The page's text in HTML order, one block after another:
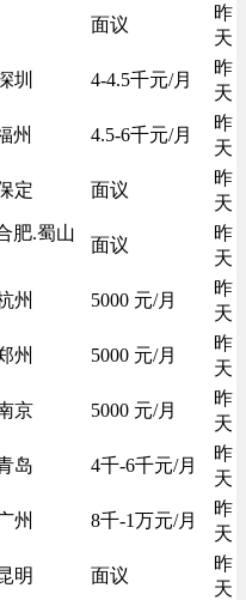
面议
昨
天
圳 4-4.5千元/月
昨
天
州 4.5-6千元/月
昨
天
定 面议
昨
天
肥.蜀山
面议
昨
天
州 5000 元/月
昨
天
州 5000 元/月
昨
天
京 5000 元/月
昨
天
岛 4千-6千元/月
昨
天
州 8千-1万元/月
昨
天
明 面议
昨
天